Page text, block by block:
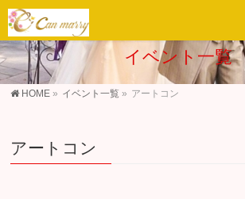
イベント一覧
HOME » イベント一覧 » アートコン
アートコン